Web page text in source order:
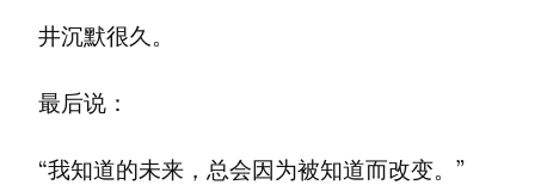
井沉默很久。
最后说：
“我知道的未来，总会因为被知道而改变。”